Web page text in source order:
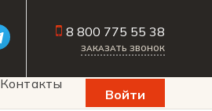
8 800 775 55 38
ЗАКАЗАТЬ ЗВОНОК
Контакты
Войти